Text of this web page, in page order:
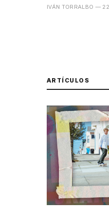
IVÁN TORRALBO — 22
ARTÍCULOS